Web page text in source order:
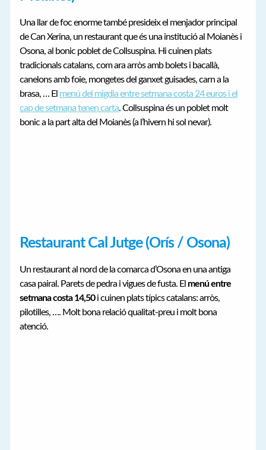
Una llar de foc enorme també presideix el menjador principal
de Can Xerina, un restaurant que és una institució al Moianès i
Osona, al bonic poblet de Collsuspina. Hi cuinen plats
tradicionals catalans, com ara arròs amb bolets i bacallà,
canelons amb foie, mongetes del ganxet guisades, carn a la
brasa, … El menú del migdia entre setmana costa 24 euros i el
cap de setmana tenen carta. Collsuspina és un poblet molt
bonic a la part alta del Moianès (a l’hivern hi sol nevar).
Restaurant Cal Jutge (Orís / Osona)
Un restaurant al nord de la comarca d’Osona en una antiga
casa pairal. Parets de pedra i vigues de fusta. El menú entre
setmana costa 14,50i cuinen plats típics catalans: arròs,
pilotilles, …. Molt bona relació qualitat-preu i molt bona
atenció.